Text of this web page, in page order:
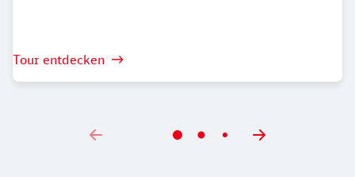
Tour entdecken